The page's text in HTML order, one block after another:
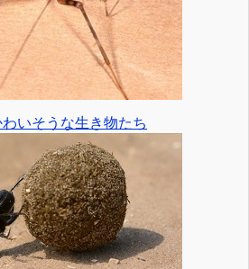
いそうな生き物たち